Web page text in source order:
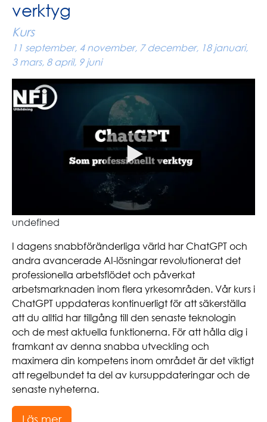
verktyg
Kurs
11 september, 4 november, 7 december, 18 januari,
3 mars, 8 april, 9 juni
undefined
I dagens snabbföränderliga värld har ChatGPT och
andra avancerade AI-lösningar revolutionerat det
professionella arbetsflödet och påverkat
arbetsmarknaden inom flera yrkesområden. Vår kurs i
ChatGPT uppdateras kontinuerligt för att säkerställa
att du alltid har tillgång till den senaste teknologin
och de mest aktuella funktionerna. För att hålla dig i
framkant av denna snabba utveckling och
maximera din kompetens inom området är det viktigt
att regelbundet ta del av kursuppdateringar och de
senaste nyheterna.
Läs mer